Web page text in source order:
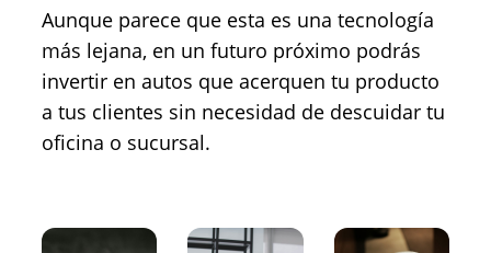
Aunque parece que esta es una tecnología
más lejana, en un futuro próximo podrás
invertir en autos que acerquen tu producto
a tus clientes sin necesidad de descuidar tu
oficina o sucursal.